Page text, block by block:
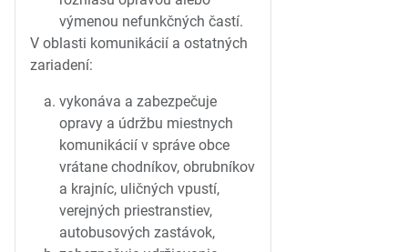
výmenou nefunkčných častí.
V oblasti komunikácií a ostatných
zariadení:
vykonáva a zabezpečuje
opravy a údržbu miestnych
komunikácií v správe obce
vrátane chodníkov, obrubníkov
a krajníc, uličných vpustí,
verejných priestranstiev,
autobusových zastávok,